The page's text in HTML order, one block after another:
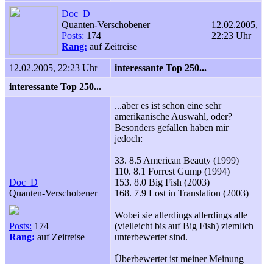
Doc_D
Quanten-Verschobener
Posts: 174
Rang: auf Zeitreise
12.02.2005,
22:23 Uhr
12.02.2005, 22:23 Uhr
interessante Top 250...
interessante Top 250...
Doc_D
Quanten-Verschobener
Posts: 174
Rang: auf Zeitreise
...aber es ist schon eine sehr
amerikanische Auswahl, oder?
Besonders gefallen haben mir
jedoch:
33. 8.5 American Beauty (1999)
110. 8.1 Forrest Gump (1994)
153. 8.0 Big Fish (2003)
168. 7.9 Lost in Translation (2003)
Wobei sie allerdings allerdings alle
(vielleicht bis auf Big Fish) ziemlich
unterbewertet sind.
Überbewertet ist meiner Meinung